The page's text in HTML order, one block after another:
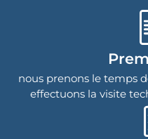
nous prenons le temps
effectuons la visite